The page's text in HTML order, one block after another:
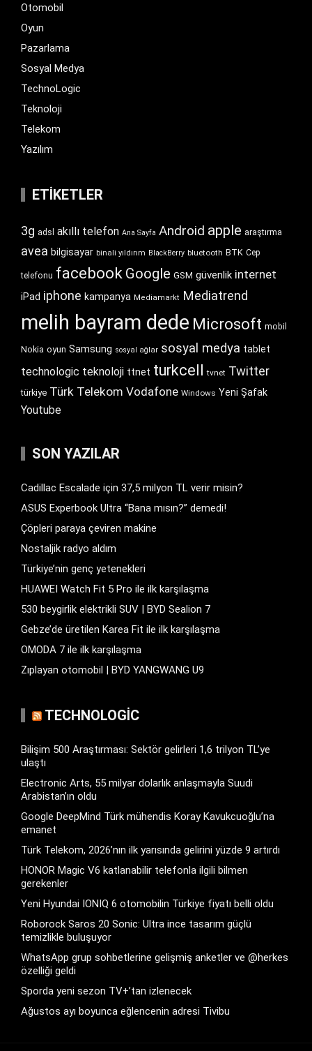
Otomobil
Oyun
Pazarlama
Sosyal Medya
TechnoLogic
Teknoloji
Telekom
Yazılım
ETIKETLER
3g adsl akıllı telefon Ana Sayfa Android apple araştırma
avea bilgisayar binali yıldırım BlackBerry bluetooth BTK Cep
telefonu facebook Google GSM güvenlik internet
iPad iphone kampanya Mediamarkt Mediatrend
melih bayram dede Microsoft mobil
Nokia oyun Samsung sosyal ağlar sosyal medya tablet
technologic teknoloji ttnet turkcell tvnet Twitter
türkiye Türk Telekom Vodafone Windows Yeni Şafak
Youtube
SON YAZILAR
Cadillac Escalade için 37,5 milyon TL verir misin?
ASUS Experbook Ultra “Bana mısın?” demedi!
Çöpleri paraya çeviren makine
Nostaljik radyo aldım
Türkiye’nin genç yetenekleri
HUAWEI Watch Fit 5 Pro ile ilk karşılaşma
530 beygirlik elektrikli SUV | BYD Sealion 7
Gebze’de üretilen Karea Fit ile ilk karşılaşma
OMODA 7 ile ilk karşılaşma
Zıplayan otomobil | BYD YANGWANG U9
TECHNOLOGIC
Bilişim 500 Araştırması: Sektör gelirleri 1,6 trilyon TL’ye
ulaştı
Electronic Arts, 55 milyar dolarlık anlaşmayla Suudi
Arabistan’ın oldu
Google DeepMind Türk mühendis Koray Kavukcuoğlu’na
emanet
Türk Telekom, 2026’nın ilk yarısında gelirini yüzde 9 artırdı
HONOR Magic V6 katlanabilir telefonla ilgili bilmen
gerekenler
Yeni Hyundai IONIQ 6 otomobilin Türkiye fiyatı belli oldu
Roborock Saros 20 Sonic: Ultra ince tasarım güçlü
temizlikle buluşuyor
WhatsApp grup sohbetlerine gelişmiş anketler ve @herkes
özelliği geldi
Sporda yeni sezon TV+’tan izlenecek
Ağustos ayı boyunca eğlencenin adresi Tivibu